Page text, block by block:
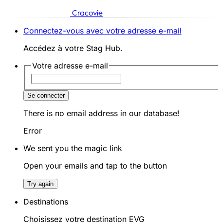
Cracovie
Connectez-vous avec votre adresse e-mail
Accédez à votre Stag Hub.
Votre adresse e-mail
Se connecter
There is no email address in our database!
Error
We sent you the magic link
Open your emails and tap to the button
Try again
Destinations
Choisissez votre destination EVG